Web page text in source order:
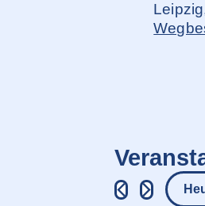
Leipzig